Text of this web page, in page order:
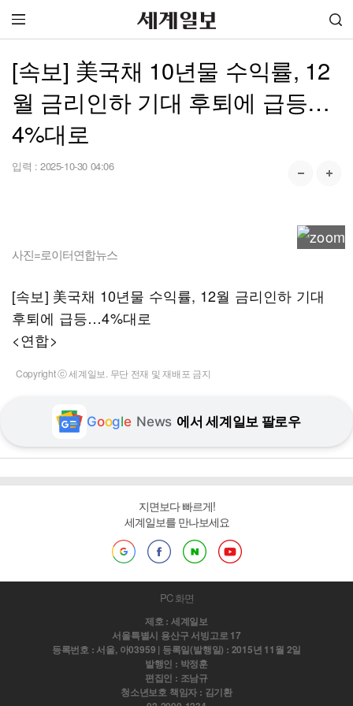
[속보] 美국채 10년물 수익률, 12
월 금리인하 기대 후퇴에 급등…
4%대로
입력 : 2025-10-30 04:06
사진=로이터연합뉴스
[속보] 美국채 10년물 수익률, 12월 금리인하 기대
후퇴에 급등…4%대로
<연합>
Copyright ⓒ 세계일보. 무단 전재 및 재배포 금지
Google News 에서 세계일보 팔로우
지면보다 빠르게!
세계일보를 만나보세요
PC 화면
제호 : 세계일보
서울특별시 용산구 서빙고로 17
등록번호 : 서울, 아03959 | 등록일(발행일) : 2015년 11월 2일
발행인 : 박정훈
편집인 : 조남규
청소년보호 책임자 : 김기환